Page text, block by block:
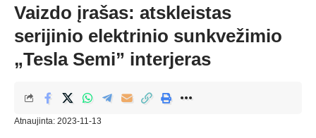
Vaizdo įrašas: atskleistas
serijinio elektrinio sunkvežimio
„Tesla Semi” interjeras
Atnaujinta: 2023-11-13